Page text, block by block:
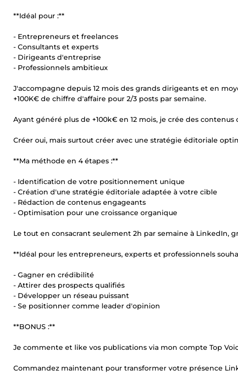
**Idéal pour :**
- Entrepreneurs et freelances
- Consultants et experts
- Dirigeants d'entreprise
- Professionnels ambitieux
J'accompagne depuis 12 mois des grands dirigeants et en
+100K€ de chiffre d'affaire pour 2/3 posts par semaine.
Ayant généré plus de +100k€ en 12 mois, je crée des
Créer oui, mais surtout créer avec une stratégie éditoriale
**Ma méthode en 4 étapes :**
- Identification de votre positionnement unique
- Création d'une stratégie éditoriale adaptée à votre cible
- Rédaction de contenus engageants
- Optimisation pour une croissance organique
Le tout en consacrant seulement 2h par semaine à LinkedIn,
**Idéal pour les entrepreneurs, experts et professionnels
- Gagner en crédibilité
- Attirer des prospects qualifiés
- Développer un réseau puissant
- Se positionner comme leader d'opinion
**BONUS :**
Je commente et like vos publications via mon compte Top
Commandez maintenant pour transformer votre présence